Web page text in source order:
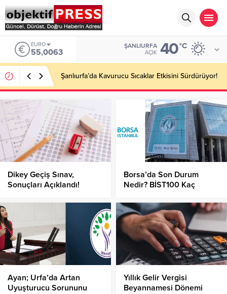
EURO
55,0063
ŞANLIURFA
AÇIK 40°C
Şanlıurfa’da Kavurucu Sıcaklar Etkisini Sürdürüyor!
Dikey Geçiş Sınav,
Sonuçları Açıklandı!
Borsa’da Son Durum
Nedir? BİST100 Kaç
Ayan; Urfa’da Artan
Uyuşturucu Sorununu
Yıllık Gelir Vergisi
Beyannamesi Dönemi